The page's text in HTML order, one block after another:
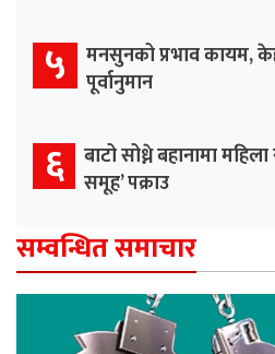
५ मनसुनको प्रभाव कायम,
पूर्वानुमान
६ बाटो सोध्ने बहानामा
समूह’ पक्राउ
सम्वन्धित समाचार